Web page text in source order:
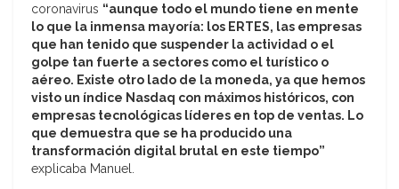
coronavirus “aunque todo el mundo tiene en mente
lo que la inmensa mayoría: los ERTES, las empresas
que han tenido que suspender la actividad o el
golpe tan fuerte a sectores como el turístico o
aéreo. Existe otro lado de la moneda, ya que hemos
visto un índice Nasdaq con máximos históricos, con
empresas tecnológicas líderes en top de ventas. Lo
que demuestra que se ha producido una
transformación digital brutal en este tiempo”
explicaba Manuel.